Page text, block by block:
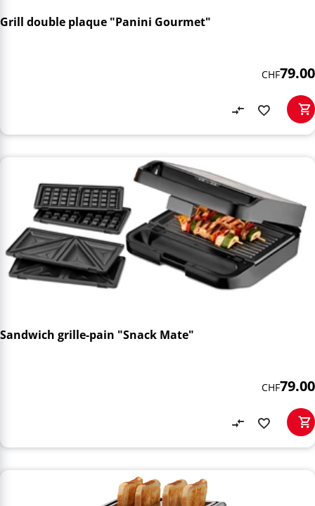
Grill double plaque "Panini Gourmet"
CHF79.00
Sandwich grille-pain "Snack Mate"
CHF79.00